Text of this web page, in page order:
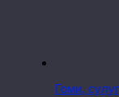
Гоми,